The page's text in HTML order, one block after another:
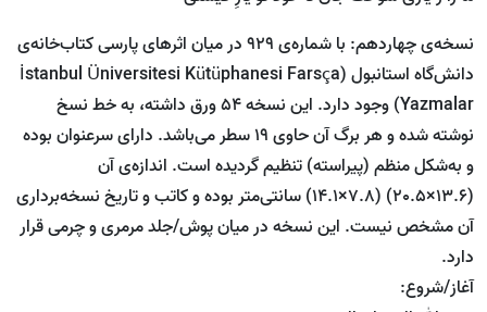
نسخه‌ی چهاردهم: با شماره‌ی 929 در میان اثرهای پارسی کتاب‌خانه‌ی
دانش‌گاه استانبول (İstanbul Üniversitesi Kütüphanesi Farsça
Yazmalar) وجود دارد. این نسخه 54 ورق داشته، به خط نسخ
نوشته شده و هر برگ آن حاوی 19 سطر می‌باشد. دارای سرعنوان بوده
و به‌شکل منظم (پیراسته) تنظیم گردیده است. اندازه‌ی آن
(13.6×20.5) (7.8×14.1) سانتی‌متر بوده و کاتب و تاریخ نسخه‌برداری
آن مشخص نیست. این نسخه در میان پوش/جلد مرمری و چرمی قرار
دارد.
آغاز/شروع: